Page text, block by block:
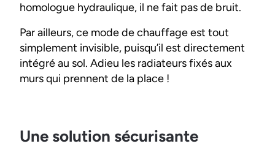
homologue hydraulique, il ne fait pas de bruit.
Par ailleurs, ce mode de chauffage est tout
simplement invisible, puisqu’il est directement
intégré au sol. Adieu les radiateurs fixés aux
murs qui prennent de la place !
Une solution sécurisante